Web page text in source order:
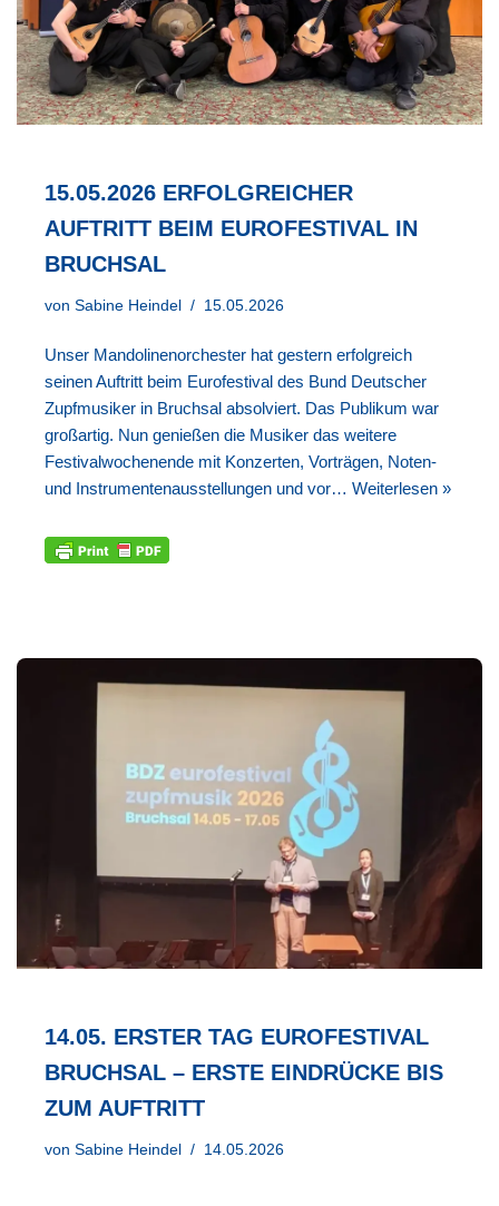
15.05.2026 ERFOLGREICHER
AUFTRITT BEIM EUROFESTIVAL IN
BRUCHSAL
von Sabine Heindel 15.05.2026
Unser Mandolinenorchester hat gestern erfolgreich
seinen Auftritt beim Eurofestival des Bund Deutscher
Zupfmusiker in Bruchsal absolviert. Das Publikum war
großartig. Nun genießen die Musiker das weitere
Festivalwochenende mit Konzerten, Vorträgen, Noten-
und Instrumentenausstellungen und vor… Weiterlesen »
14.05. ERSTER TAG EUROFESTIVAL
BRUCHSAL – ERSTE EINDRÜCKE BIS
ZUM AUFTRITT
von Sabine Heindel 14.05.2026